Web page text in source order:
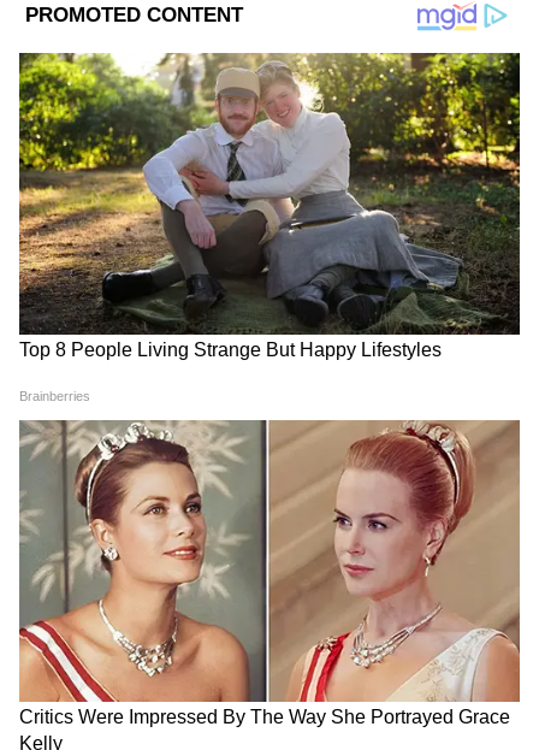
যায়।
আপনার শুভ রং লাল। শুভ সংখ্যা ৫৭। শুভ দিক
দক্ষিণদিক। শুভ রত্ন লাল প্রবাল।
Add Asianetnews Bangla as a Preferred
Source
2
12
Image Credit :Getty
বৃষ–
বৃষ রাশির জাতক- জাতিকাদের কর্মক্ষেত্রে বস এবং
উচ্চপদস্থ কর্মকর্তারা আপনাকে বেশি বিশ্বাস
করবেন , তাই আপনার পক্ষ থেকে কোনও ভুল
ঘটতে দেবেন না। যেসব ব্যবসায়ী অনেক পণ্যের
ফ্র্যাঞ্চাইজি করেন বা অনেক ধরনের পণ্য ক্রয়-
বিক্রয় করেন, তাদের এই কাজটি সাবধানে করা